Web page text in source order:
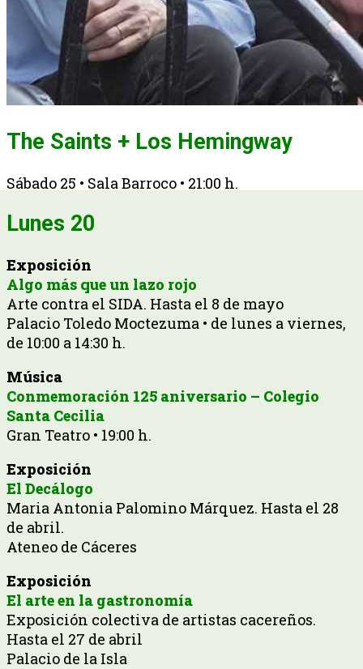
The Saints + Los Hemingway
Sábado 25 • Sala Barroco • 21:00 h.
Lunes 20
Exposición
Algo más que un lazo rojo
Arte contra el SIDA. Hasta el 8 de mayo
Palacio Toledo Moctezuma • de lunes a viernes,
de 10:00 a 14:30 h.
Música
Conmemoración 125 aniversario – Colegio
Santa Cecilia
Gran Teatro • 19:00 h.
Exposición
El Decálogo
Maria Antonia Palomino Márquez. Hasta el 28
de abril.
Ateneo de Cáceres
Exposición
El arte en la gastronomía
Exposición colectiva de artistas cacereños.
Hasta el 27 de abril
Palacio de la Isla